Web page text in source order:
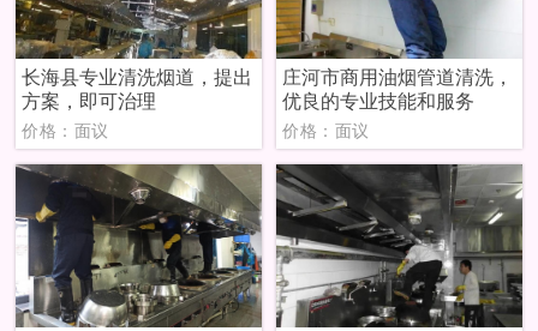
长海县专业清洗烟道，提出
方案，即可治理
价格：面议
庄河市商用油烟管道清洗，
优良的专业技能和服务
价格：面议